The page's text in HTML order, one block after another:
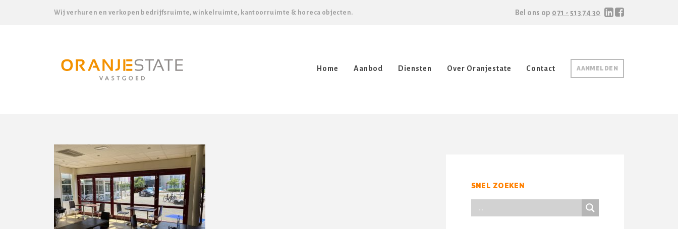
Wij verhuren en verkopen bedrijfsruimte, winkelruimte, kantoorruimte & horeca objecten. Bel ons op 071 - 513 74 30
AANMELDEN
Home Aanbod Diensten Over Oranjestate Contact
SNEL ZOEKEN